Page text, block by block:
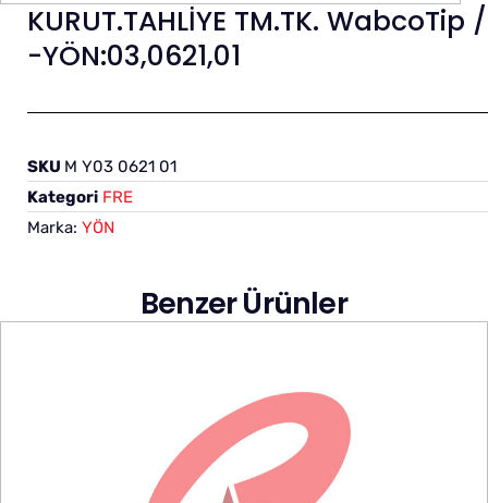
KURUT.TAHLİYE TM.TK. WabcoTip /
-YÖN:03,0621,01
SKU M Y03 0621 01
Kategori FRE
Marka: YÖN
Benzer Ürünler